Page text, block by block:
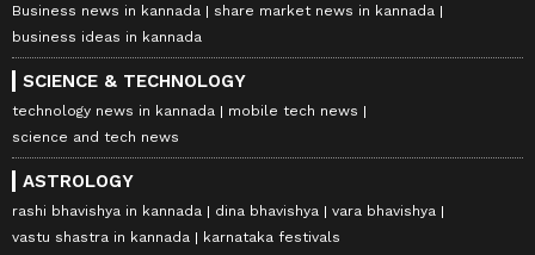
Business news in kannada
share market news in kannada
business ideas in kannada
SCIENCE & TECHNOLOGY
technology news in kannada
mobile tech news
science and tech news
ASTROLOGY
rashi bhavishya in kannada dina bhavishya
vara bhavishya
vastu shastra in kannada
karnataka festivals